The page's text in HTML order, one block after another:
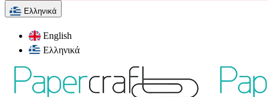
Ελληνικά
English
Ελληνικά